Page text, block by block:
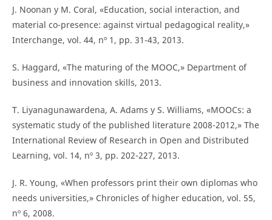
J. Noonan y M. Coral, «Education, social interaction, and
material co-presence: against virtual pedagogical reality,»
Interchange, vol. 44, nº 1, pp. 31-43, 2013.
S. Haggard, «The maturing of the MOOC,» Department of
business and innovation skills, 2013.
T. Liyanagunawardena, A. Adams y S. Williams, «MOOCs: a
systematic study of the published literature 2008-2012,» The
International Review of Research in Open and Distributed
Learning, vol. 14, nº 3, pp. 202-227, 2013.
J. R. Young, «When professors print their own diplomas who
needs universities,» Chronicles of higher education, vol. 55,
nº 6, 2008.